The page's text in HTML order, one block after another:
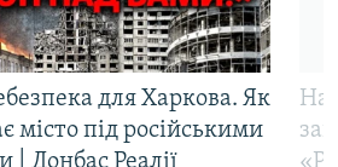
для Харкова. Як
місто під російськими
| Донбас Реалії